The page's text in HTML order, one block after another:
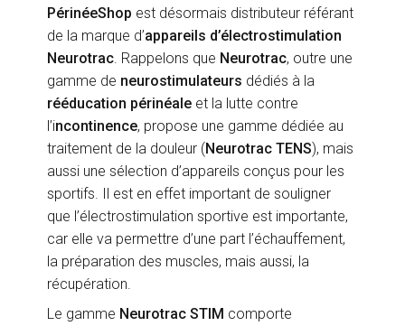
PérinéeShop est désormais distributeur référant
de la marque d’appareils d’électrostimulation
Neurotrac . Rappelons que Neurotrac, outre une
gamme de neurostimulateurs dédiés à la
rééducation périnéale et la lutte contre
l’incontinence, propose une gamme dédiée au
traitement de la douleur (Neurotrac TENS), mais
aussi une sélection d’appareils conçus pour les
sportifs. Il est en effet important de souligner
que l’électrostimulation sportive est importante,
car elle va permettre d’une part l’échauffement,
la préparation des muscles, mais aussi, la
récupération.
Le gamme Neurotrac STIM comporte